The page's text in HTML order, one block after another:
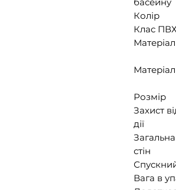
Колір
Клас ПВХ
Розмір
Захист
дії
стін
Вага в